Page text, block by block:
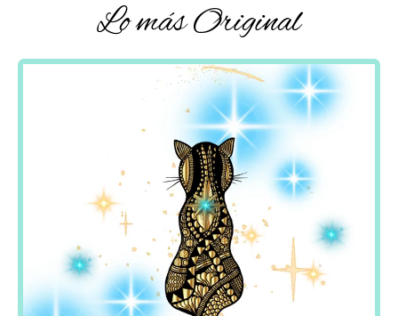
Lo más Original